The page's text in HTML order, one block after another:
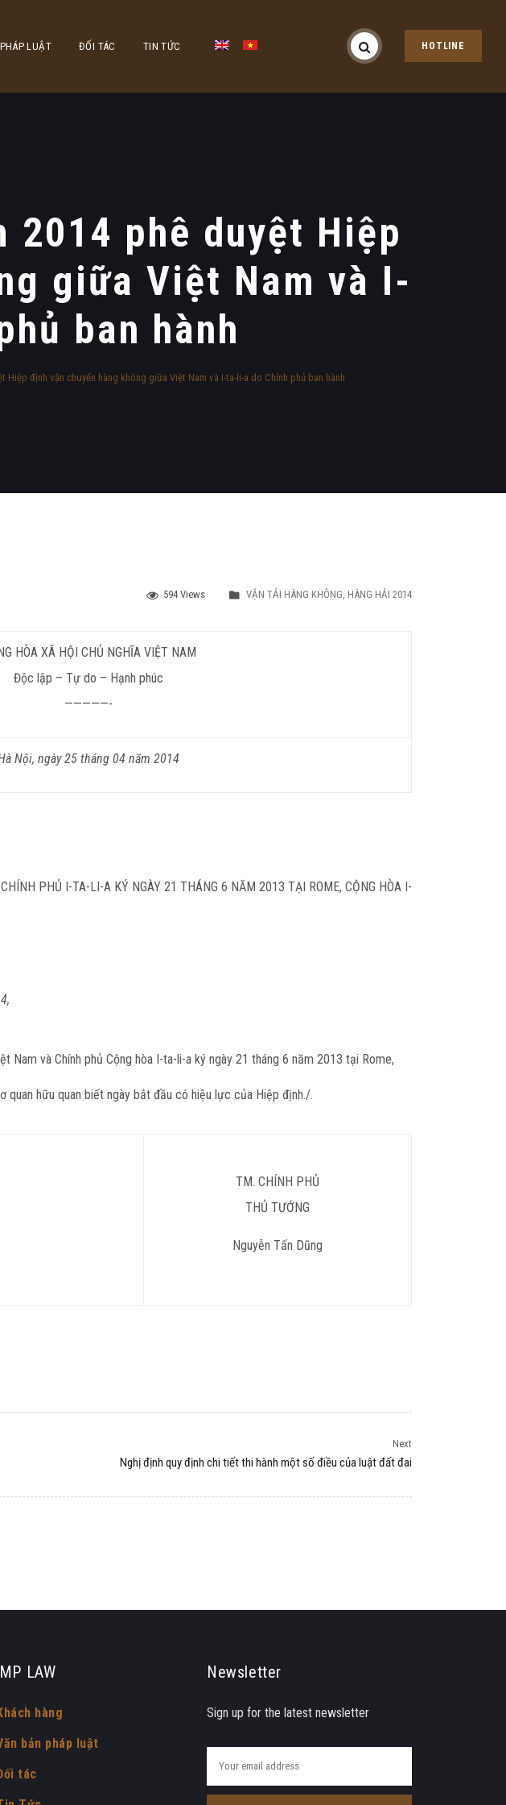
LUẬT ĐỐI TÁC TIN TỨC HOTLINE
2014 phê duyệt Hiệp
giữa Việt Nam và I-
ban hành
Hiệp định vận chuyển hàng không giữa Việt Nam và I-ta-li-a do Chính phủ ban hành
594 Views VẬN TẢI HÀNG KHÔNG, HÀNG HẢI 2014
HÒA XÃ HỘI CHỦ NGHĨA VIỆT NAM
Độc lập – Tự do – Hạnh phúc
—————-
Nội, ngày 25 tháng 04 năm 2014
PHỦ I-TA-LI-A KÝ NGÀY 21 THÁNG 6 NĂM 2013 TẠI ROME, CỘNG HÒA I-
Nam và Chính phủ Cộng hòa I-ta-li-a ký ngày 21 tháng 6 năm 2013 tại Rome,
hữu quan biết ngày bắt đầu có hiệu lực của Hiệp định./.
TM. CHÍNH PHỦ
THỦ TƯỚNG
Nguyễn Tấn Dũng
Next
Nghị định quy định chi tiết thi hành một số điều của luật đất đai
LAW
hàng
bản pháp luật
tác
Newsletter
Sign up for the latest newsletter